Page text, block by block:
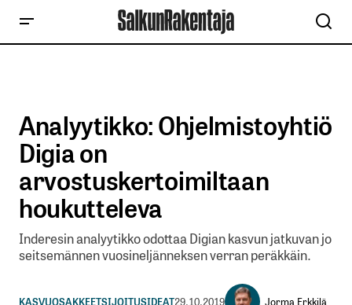
Analyytikko: Ohjelmistoyhtiö
Digia on
arvostuskertoimiltaan
houkutteleva
Inderesin analyytikko odottaa Digian kasvun jatkuvan jo
seitsemännen vuosineljänneksen verran peräkkäin.
KASVUOSAKKEETSIJOITUSIDEAT29.10.2019
Jorma Erkkilä